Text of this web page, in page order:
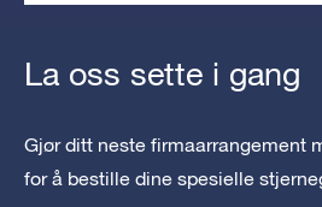
La oss sette i gang
Gjør ditt neste firmaarrangement
for å bestille dine spesielle